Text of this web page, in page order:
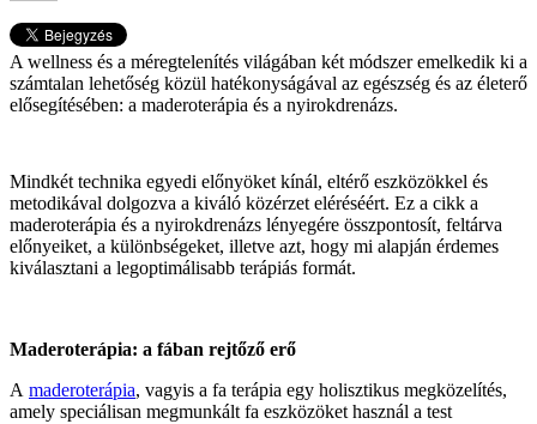
A wellness és a méregtelenítés világában két módszer emelkedik ki a
számtalan lehetőség közül hatékonyságával az egészség és az életerő
elősegítésében: a maderoterápia és a nyirokdrenázs.
Mindkét technika egyedi előnyöket kínál, eltérő eszközökkel és
metodikával dolgozva a kiváló közérzet eléréséért. Ez a cikk a
maderoterápia és a nyirokdrenázs lényegére összpontosít, feltárva
előnyeiket, a különbségeket, illetve azt, hogy mi alapján érdemes
kiválasztani a legoptimálisabb terápiás formát.
Maderoterápia: a fában rejtőző erő
A maderoterápia, vagyis a fa terápia egy holisztikus megközelítés,
amely speciálisan megmunkált fa eszközöket használ a test